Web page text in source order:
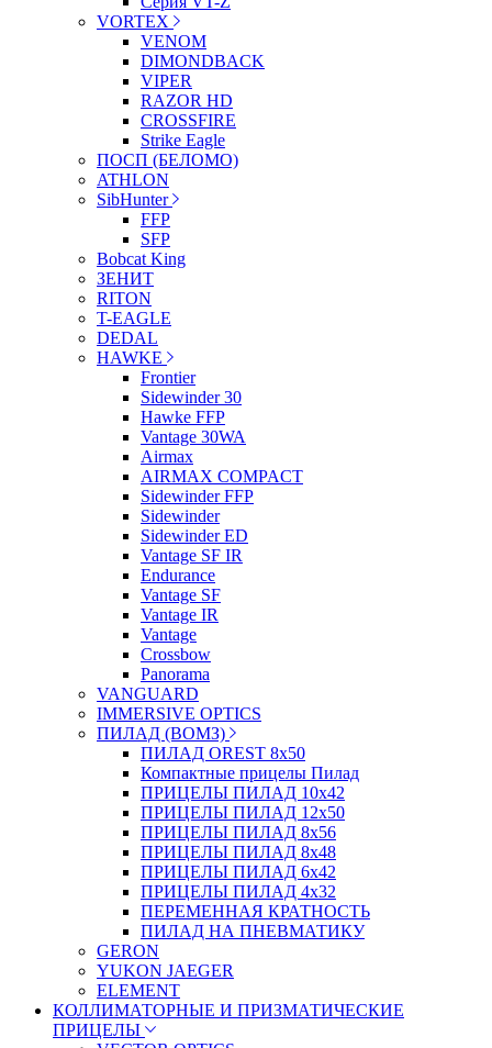
VORTEX
VENOM
DIMONDBACK
VIPER
RAZOR HD
CROSSFIRE
Strike Eagle
ПОСП (БЕЛОМО)
ATHLON
SibHunter
FFP
SFP
Bobcat King
ЗЕНИТ
RITON
T-EAGLE
DEDAL
HAWKE
Frontier
Sidewinder 30
Hawke FFP
Vantage 30WA
Airmax
AIRMAX COMPACT
Sidewinder FFP
Sidewinder
Sidewinder ED
Vantage SF IR
Endurance
Vantage SF
Vantage IR
Vantage
Crossbow
Panorama
VANGUARD
IMMERSIVE OPTICS
ПИЛАД (ВОМЗ)
ПИЛАД OREST 8х50
Компактные прицелы Пилад
ПРИЦЕЛЫ ПИЛАД 10х42
ПРИЦЕЛЫ ПИЛАД 12х50
ПРИЦЕЛЫ ПИЛАД 8х56
ПРИЦЕЛЫ ПИЛАД 8х48
ПРИЦЕЛЫ ПИЛАД 6х42
ПРИЦЕЛЫ ПИЛАД 4х32
ПЕРЕМЕННАЯ КРАТНОСТЬ
ПИЛАД НА ПНЕВМАТИКУ
GERON
YUKON JAEGER
ELEMENT
КОЛЛИМАТОРНЫЕ И ПРИЗМАТИЧЕСКИЕ
ПРИЦЕЛЫ